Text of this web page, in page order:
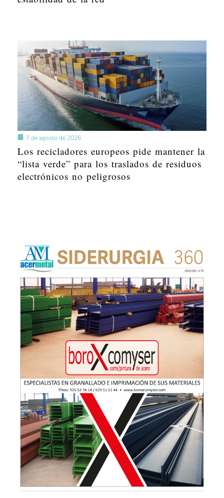
7 de agosto de 2026
Los recicladores europeos pide mantener la
“lista verde” para los traslados de residuos
electrónicos no peligrosos